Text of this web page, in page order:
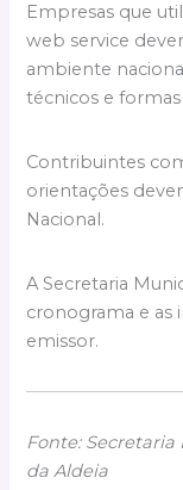
Empresas que
web service
ambiente
técnicos e
Contribuintes
orientações
Nacional.
A Secretaria
cronograma e as
emissor.
Fonte: Secretaria
da Aldeia